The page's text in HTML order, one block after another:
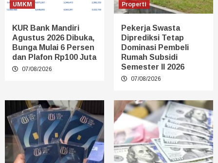
UMKM
KUR Bank Mandiri
Agustus 2026 Dibuka,
Bunga Mulai 6 Persen
dan Plafon Rp100 Juta
07/08/2026
Properti
Pekerja Swasta
Diprediksi Tetap
Dominasi Pembeli
Rumah Subsidi
Semester II 2026
07/08/2026